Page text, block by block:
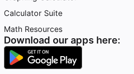
Calculator Suite
Math Resources
Download our apps here: